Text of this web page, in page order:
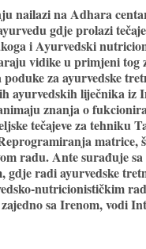
nailazi na Adhara
gdje prolazi
i Ayurvedski
vidike u primjeni tog
poduke za ayurvedske
ayurvedskih liječnika iz
znanja o
tečajeve za tehniku
matrice,
radu. Ante surađuje
gdje radi ayurvedske
nutricionističkim
sa Irenom, vodi